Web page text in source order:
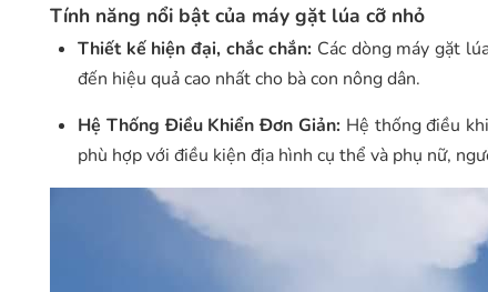
Tính năng nổi bật của máy gặt lúa cỡ nhỏ
Thiết kế hiện đại, chắc chắn: Các dòng máy gặt
đến hiệu quả cao nhất cho bà con nông dân.
Hệ Thống Điều Khiển Đơn Giản:Hệ thống điều
phù hợp với điều kiện địa hình cụ thể và phụ nữ,